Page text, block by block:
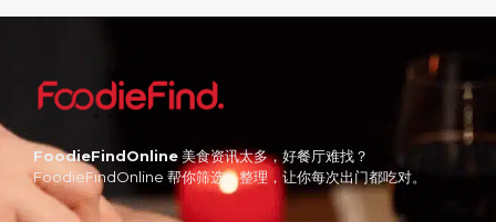
FoodieFindOnline美食资讯太多，好餐厅难找？
FoodieFindOnline 帮你筛选、整理，让你每次出门都吃对。